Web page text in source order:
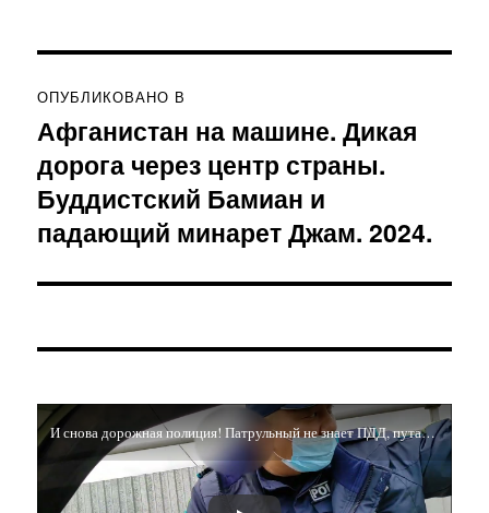
по
записям
ОПУБЛИКОВАНО В
Афганистан на машине. Дикая
дорога через центр страны.
Буддистский Бамиан и
падающий минарет Джам. 2024.
И снова дорожная полиция! Патрульный не знает ПДД, путается в знаках и требует снимать его на видео!